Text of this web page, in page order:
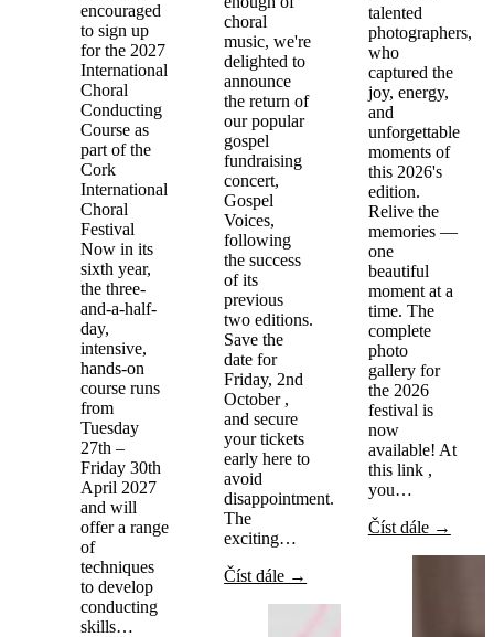
encouraged
to sign up
for the 2027
International
Choral
Conducting
Course as
part of the
Cork
International
Choral
Festival
Now in its
sixth year,
the three-
and-a-half-
day,
intensive,
hands-on
course runs
from
Tuesday
27th –
Friday 30th
April 2027
and will
offer a range
of
techniques
to develop
conducting
skills…
choral
music, we're
delighted to
announce
the return of
our popular
gospel
fundraising
concert,
Gospel
Voices,
following
the success
of its
previous
two editions.
Save the
date for
Friday, 2nd
October ,
and secure
your tickets
early here to
avoid
disappointment.
The
exciting…
Číst dále →
talented
photographers,
who
captured the
joy, energy,
and
unforgettable
moments of
this 2026's
edition.
Relive the
memories —
one
beautiful
moment at a
time. The
complete
photo
gallery for
the 2026
festival is
now
available! At
this link ,
you…
Číst dále →